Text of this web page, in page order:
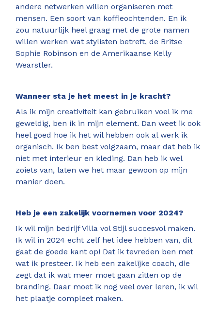
andere netwerken willen organiseren met
mensen. Een soort van koffieochtenden. En ik
zou natuurlijk heel graag met de grote namen
willen werken wat stylisten betreft, de Britse
Sophie Robinson en de Amerikaanse Kelly
Wearstler.
Wanneer sta je het meest in je kracht?
Als ik mijn creativiteit kan gebruiken voel ik me
geweldig, ben ik in mijn element. Dan weet ik ook
heel goed hoe ik het wil hebben ook al werk ik
organisch. Ik ben best volgzaam, maar dat heb ik
niet met interieur en kleding. Dan heb ik wel
zoiets van, laten we het maar gewoon op mijn
manier doen.
Heb je een zakelijk voornemen voor 2024?
Ik wil mijn bedrijf Villa vol Stijl succesvol maken.
Ik wil in 2024 echt zelf het idee hebben van, dit
gaat de goede kant op! Dat ik tevreden ben met
wat ik presteer. Ik heb een zakelijke coach, die
zegt dat ik wat meer moet gaan zitten op de
branding. Daar moet ik nog veel over leren, ik wil
het plaatje compleet maken.